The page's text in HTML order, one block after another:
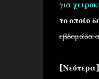
για
το οποίο
εβδομάδα
[Νεότερα]